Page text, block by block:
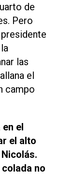
de
Pero
las
el
campo
el
el alto
no